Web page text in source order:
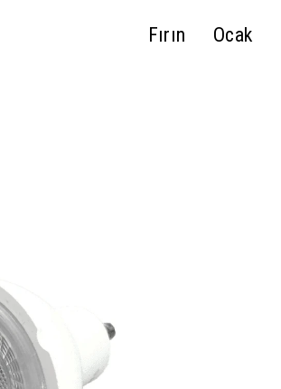
Fırın Ocak